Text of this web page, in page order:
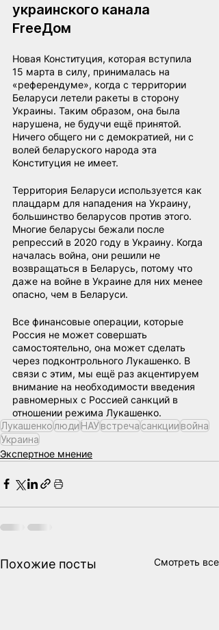
украинского канала
FreeДом
Новая Конституция, которая вступила
15 марта в силу, принималась на
«референдуме», когда с территории
Беларуси летели ракеты в сторону
Украины. Таким образом, она была
нарушена, не будучи ещё принятой.
Ничего общего ни с демократией, ни с
волей беларуского народа эта
Конституция не имеет.
Территория Беларуси используется как
плацдарм для нападения на Украину,
большинство беларусов против этого.
Многие беларусы бежали после
репрессий в 2020 году в Украину. Когда
началась война, они решили не
возвращаться в Беларусь, потому что
даже на войне в Украине для них менее
опасно, чем в Беларуси.
Все финансовые операции, которые
Россия не может совершать
самостоятельно, она может сделать
через подконтрольного Лукашенко. В
связи с этим, мы ещё раз акцентируем
внимание на необходимости введения
равномерных с Россией санкций в
отношении режима Лукашенко.
ЛукашенколюдиНАУвстречасанкциивойна
Украина
Экспертное мнение
Похожие посты Смотреть все